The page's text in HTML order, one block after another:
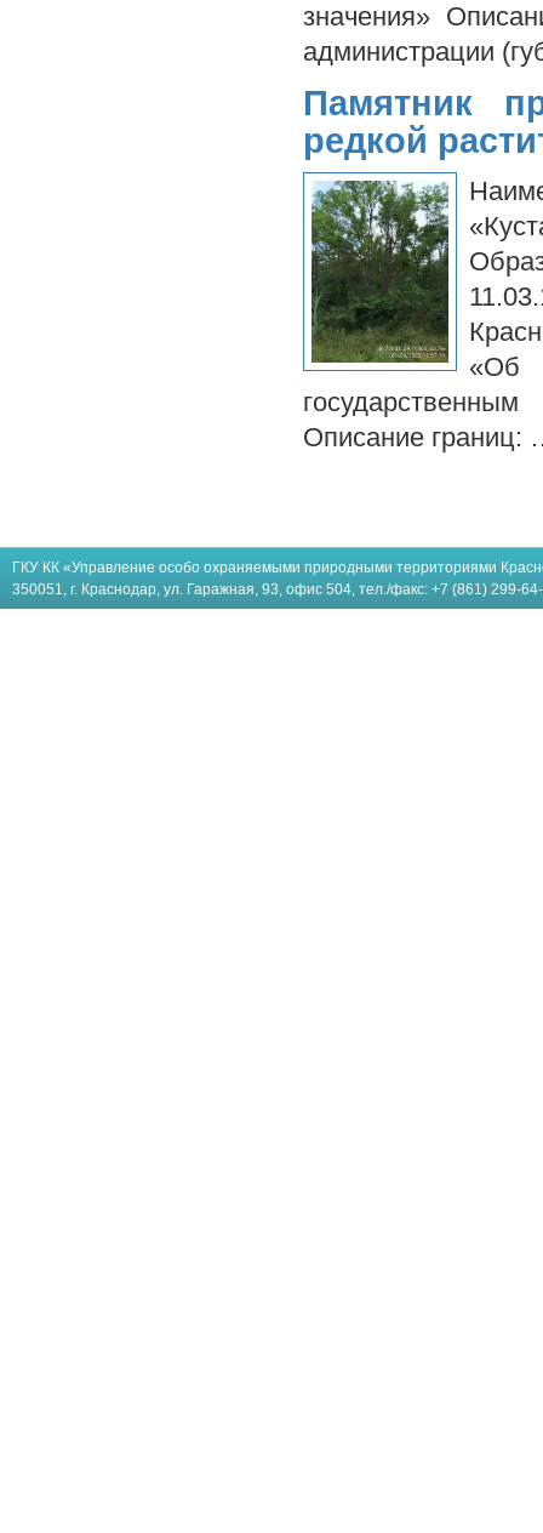
значения»
администрации
Памятник
редкой
«Об
Описание
ГКУ КК «Управление особо охраняемыми природными территориями
350051, г. Краснодар, ул. Гаражная, 93, офис 504, тел./факс: +7 (861) 299-